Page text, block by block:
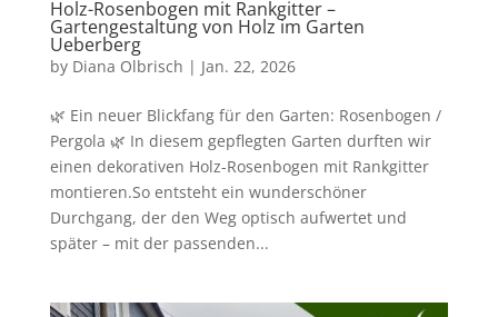
Holz-Rosenbogen mit Rankgitter –
Gartengestaltung von Holz im Garten
Ueberberg
by Diana Olbrisch | Jan. 22, 2026
🌿 Ein neuer Blickfang für den Garten: Rosenbogen /
Pergola 🌿 In diesem gepflegten Garten durften wir
einen dekorativen Holz-Rosenbogen mit Rankgitter
montieren.So entsteht ein wunderschöner
Durchgang, der den Weg optisch aufwertet und
später – mit der passenden...